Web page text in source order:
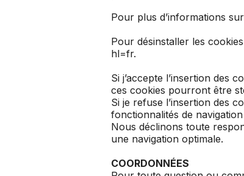
Pour plus d’informations
Pour désinstaller les
hl=fr.
Si j’accepte l’insertion des
ces cookies pourront être
Si je refuse l’insertion des
fonctionnalités de
Nous déclinons toute
une navigation optimale.
COORDONNÉES